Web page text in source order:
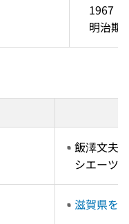
1967　
明治期
飯澤文夫
シエーツ
滋賀県を